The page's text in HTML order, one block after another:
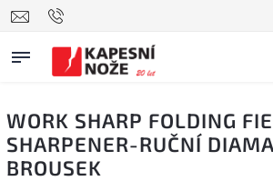
WORK SHARP FOLDING
SHARPENER-RUČNÍ
BROUSEK